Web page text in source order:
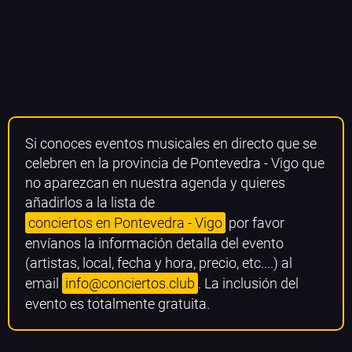
Si conoces eventos musicales en directo que se
celebren en la provincia de Pontevedra - Vigo que
no aparezcan en nuestra agenda y quieres
añadirlos a la lista de
conciertos en Pontevedra - Vigo por favor
envíanos la información detalla del evento
(artistas, local, fecha y hora, precio, etc....) al
email info@conciertos.club . La inclusión del
evento es totalmente gratuita.